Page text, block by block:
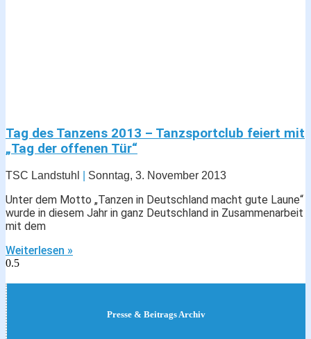
Tag des Tanzens 2013 – Tanzsportclub feiert mit
„Tag der offenen Tür“
TSC Landstuhl Sonntag, 3. November 2013
Unter dem Motto „Tanzen in Deutschland macht gute Laune“
wurde in diesem Jahr in ganz Deutschland in Zusammenarbeit
mit dem
Weiterlesen »
Presse & Beitrags Archiv